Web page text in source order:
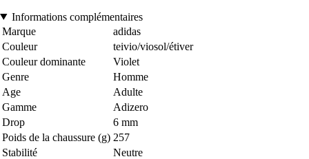
Informations complémentaires
Marque
adidas
Couleur
teivio/viosol/étiver
Couleur dominante
Violet
Genre
Homme
Age
Adulte
Gamme
Adizero
Drop
6 mm
Poids de la chaussure (g) 257
Stabilité
Neutre